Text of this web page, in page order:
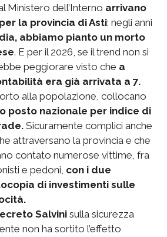
Ministero dell’Interno arrivano
la provincia di Asti: negli anni
abbiamo pianto un morto
. E per il 2026, se il trend non si
peggiorare visto che a
era già arrivata a 7.
alla popolazione, collocano
posto nazionale per indice di
Sicuramente complici anche
attraversano la provincia e che
contato numerose vittime, fra
e pedoni, con i due
di investimenti sulle
Salvinisulla sicurezza
non ha sortito l’effetto